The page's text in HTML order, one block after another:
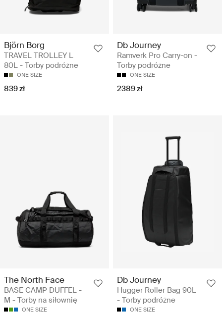
Björn Borg
TRAVEL TROLLEY L
80L - Torby podróżne
ONE SIZE
839 zł
Db Journey
Ramverk Pro Carry-on -
Torby podróżne
ONE SIZE
2389 zł
The North Face
BASE CAMP DUFFEL -
M - Torby na siłownię
ONE SIZE
Db Journey
Hugger Roller Bag 90L
- Torby podróżne
ONE SIZE